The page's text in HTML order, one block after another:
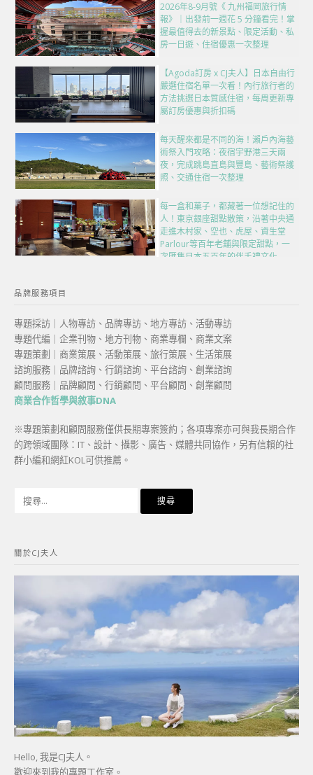
2026年8-9月號《 九州福岡旅行情
報》｜出發前一週花 5 分鐘看完！掌
握最值得去的新景點、限定活動、私
房一日遊、住宿優惠一次整理
【Agoda訂房 x CJ夫人】日本自由行
嚴選住宿名單一次看！內行旅行者的
方法挑選日本質感住宿，每周更新專
屬訂房優惠與折扣碼
每天醒來都是不同的海！瀨戶內海藝
術祭入門攻略：夜宿宇野港三天兩
夜，完成跳島直島與豐島、藝術祭護
照、交通住宿一次整理
每一盒和菓子，都藏著一位想記住的
人！東京銀座甜點散策，沿著中央通
走進木村家、空也、虎屋、資生堂
Parlour等百年老舖與限定甜點，一
次匯集日本五百年的伴手禮文化
品牌服務項目
專題採訪｜人物專訪、品牌專訪、地方專訪、活動專訪
專題代編｜企業刊物、地方刊物、商業專欄、商業文案
專題策劃｜商業策展、活動策展、旅行策展、生活策展
諮詢服務｜品牌諮詢、行銷諮詢、平台諮詢、創業諮詢
顧問服務｜品牌顧問、行銷顧問、平台顧問、創業顧問
商業合作哲學與敘事DNA
※專題策劃和顧問服務僅供長期專案簽約；各項專案亦可與我長期合作
的跨領域團隊：IT、設計、攝影、廣告、媒體共同協作，另有信賴的社
群小編和網紅KOL可供推薦。
字:
關於CJ夫人
Hello, 我是CJ夫人。